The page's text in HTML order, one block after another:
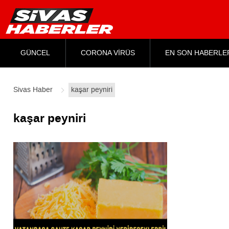
GÜNCEL CORONA VİRÜS EN SON
Sivas Haber kaşar peyniri
kaşar peyniri